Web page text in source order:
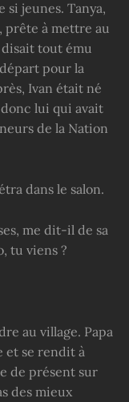
jeunes. Tanya,
prête à mettre au
tout ému
pour la
Ivan était né
lui qui avait
de la Nation
dans le salon.
me dit-il de sa
tu viens ?
au village. Papa
et se rendit à
de présent sur
des mieux